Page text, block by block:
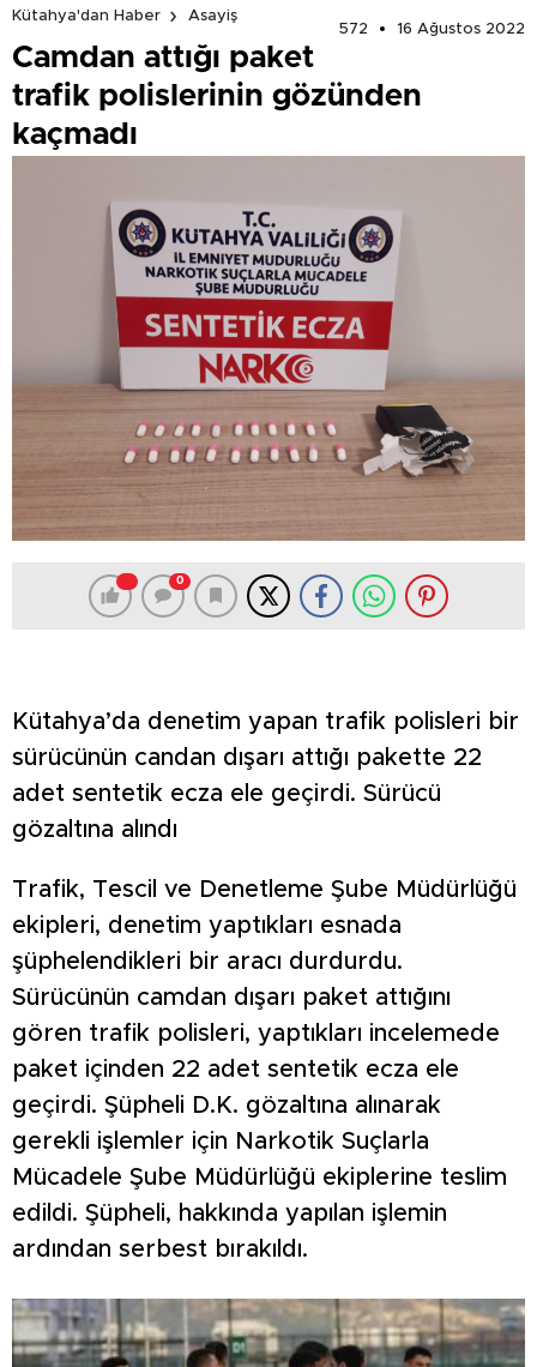
Kütahya'dan Haber
Asayiş
572
16 Ağustos 2022
Camdan attığı paket
trafik polislerinin gözünden
kaçmadı
0
Kütahya’da denetim yapan trafik polisleri bir
sürücünün candan dışarı attığı pakette 22
adet sentetik ecza ele geçirdi. Sürücü
gözaltına alındı
Trafik, Tescil ve Denetleme Şube Müdürlüğü
ekipleri, denetim yaptıkları esnada
şüphelendikleri bir aracı durdurdu.
Sürücünün camdan dışarı paket attığını
gören trafik polisleri, yaptıkları incelemede
paket içinden 22 adet sentetik ecza ele
geçirdi. Şüpheli D.K. gözaltına alınarak
gerekli işlemler için Narkotik Suçlarla
Mücadele Şube Müdürlüğü ekiplerine teslim
edildi. Şüpheli, hakkında yapılan işlemin
ardından serbest bırakıldı.